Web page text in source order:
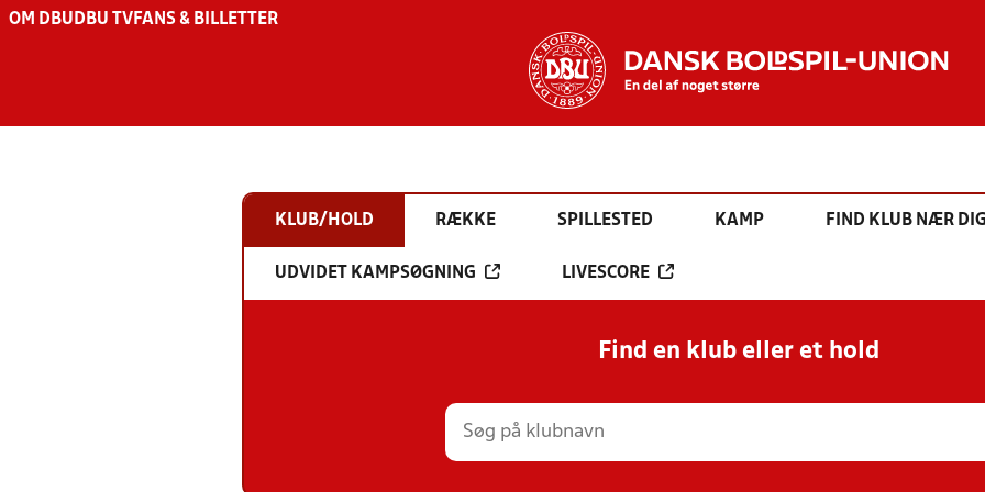
OM DBU DBU TV FANS & BILLETTER
KLUB/HOLD RÆKKE SPILLESTED KAMP FIND KLUB NÆR
UDVIDET KAMPSØGNING LIVESCORE
Find en klub eller et hold